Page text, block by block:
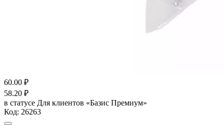
60.00 ₽
58.20 ₽
в статусе Для клиентов «Базис Премиум»
Код: 26263